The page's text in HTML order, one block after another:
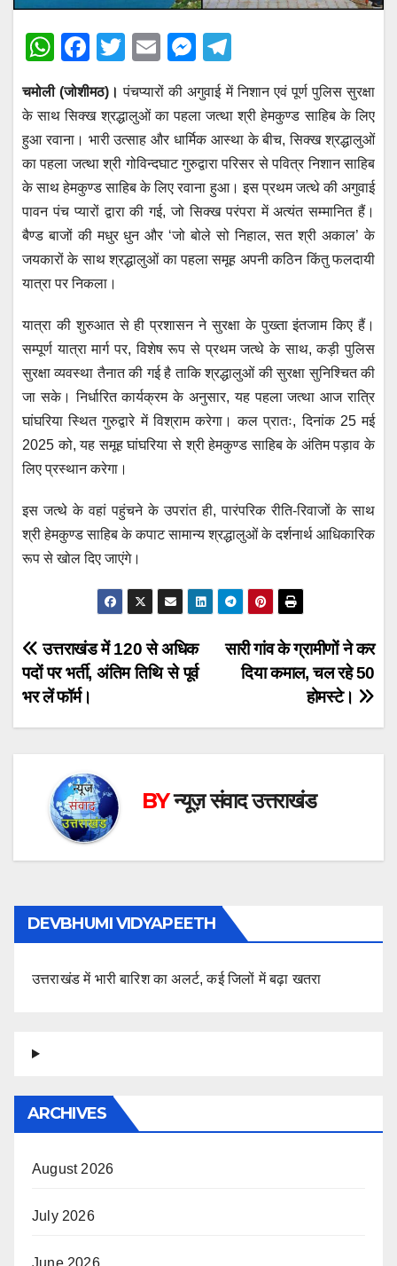
W
at
s
A
p
p
F
c
e
b
o
o
k
T
tt
er
E
ail
M
ss
e
n
g
er
e
gr
a
m
चमोली (जोशीमठ)। पंचप्यारों की अगुवाई में निशान एवं पूर्ण पुलिस सुरक्षा
के साथ सिक्ख श्रद्धालुओं का पहला जत्था श्री हेमकुण्ड साहिब के लिए
हुआ रवाना। भारी उत्साह और धार्मिक आस्था के बीच, सिक्ख श्रद्धालुओं
का पहला जत्था श्री गोविन्दघाट गुरुद्वारा परिसर से पवित्र निशान साहिब
के साथ हेमकुण्ड साहिब के लिए रवाना हुआ। इस प्रथम जत्थे की अगुवाई
पावन पंच प्यारों द्वारा की गई, जो सिक्ख परंपरा में अत्यंत सम्मानित हैं।
बैण्ड बाजों की मधुर धुन और ‘जो बोले सो निहाल, सत श्री अकाल’ के
जयकारों के साथ श्रद्धालुओं का पहला समूह अपनी कठिन किंतु फलदायी
यात्रा पर निकला।
यात्रा की शुरुआत से ही प्रशासन ने सुरक्षा के पुख्ता इंतजाम किए हैं।
सम्पूर्ण यात्रा मार्ग पर, विशेष रूप से प्रथम जत्थे के साथ, कड़ी पुलिस
सुरक्षा व्यवस्था तैनात की गई है ताकि श्रद्धालुओं की सुरक्षा सुनिश्चित की
जा सके। निर्धारित कार्यक्रम के अनुसार, यह पहला जत्था आज रात्रि
घांघरिया स्थित गुरुद्वारे में विश्राम करेगा। कल प्रातः, दिनांक 25 मई
2025 को, यह समूह घांघरिया से श्री हेमकुण्ड साहिब के अंतिम पड़ाव के
लिए प्रस्थान करेगा।
इस जत्थे के वहां पहुंचने के उपरांत ही, पारंपरिक रीति-रिवाजों के साथ
श्री हेमकुण्ड साहिब के कपाट सामान्य श्रद्धालुओं के दर्शनार्थ आधिकारिक
रूप से खोल दिए जाएंगे।
Post
navigation
सारी गांव के ग्रामीणों ने कर
दिया कमाल, चल रहे 50
होमस्टे।
उत्तराखंड में 120 से अधिक
पदों पर भर्ती, अंतिम तिथि से पूर्व
भर लें फॉर्म।
BYन्यूज़ संवाद उत्तराखंड
DEVBHUMI VIDYAPEETH
उत्तराखंड में भारी बारिश का अलर्ट, कई जिलों में बढ़ा खतरा
ARCHIVES
August 2026
July 2026
June 2026